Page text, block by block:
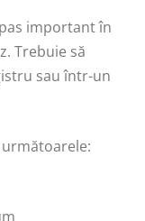
important în
Trebuie să
sau într-un